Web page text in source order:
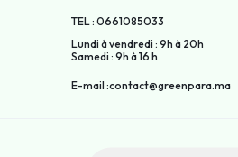
TEL : 0661085033
Lundi à vendredi : 9h à 20h
Samedi : 9h à 16 h
E-mail :contact@greenpara.ma